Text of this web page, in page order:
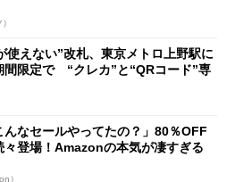
使えない”改札、東京メトロ上野駅に
限定で “クレカ”と“QRコード”専
んなセールやってたの？」80％OFF
々登場！Amazonの本気が凄すぎる
）